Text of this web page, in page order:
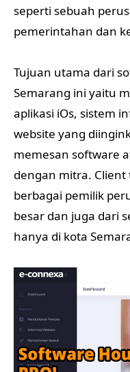
seperti sebuah
pemerintahan dan
Tujuan utama dari
Semarang ini yaitu
aplikasi iOs, sistem
website yang
memesan software
dengan mitra. Client
berbagai pemilik
besar dan juga dari
hanya di kota